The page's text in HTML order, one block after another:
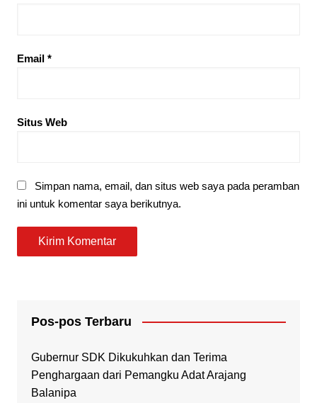
Email *
Situs Web
Simpan nama, email, dan situs web saya pada peramban
ini untuk komentar saya berikutnya.
Pos-pos Terbaru
Gubernur SDK Dikukuhkan dan Terima
Penghargaan dari Pemangku Adat Arajang
Balanipa